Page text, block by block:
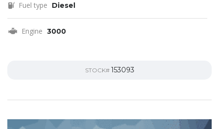
Fuel type Diesel
Engine 3000
STOCK# 153093